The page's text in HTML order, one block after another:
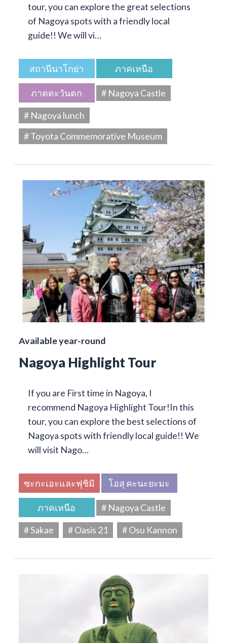
tour, you can explore the great selections
of Nagoya spots with a friendly local
guide!! We will vi…
สถานีนาโกย่า ภาคเหนือ
ภาคตะวันตก
# Nagoya Castle
# Nagoya lunch
# Toyota Commemorative Museum
Available year-round
Nagoya Highlight Tour
If you are First time in Nagoya, I
recommend Nagoya Highlight Tour!In this
tour, you can explore the best selections of
Nagoya spots with friendly local guide!! We
will visit Nago…
ซะกะเอะและฟุชิมิ โอสุ คะนะยะมะ
ภาคเหนือ
# Nagoya Castle
# Sakae
# Oasis 21 # Osu Kannon